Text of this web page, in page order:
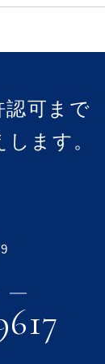
認可まで
ます。